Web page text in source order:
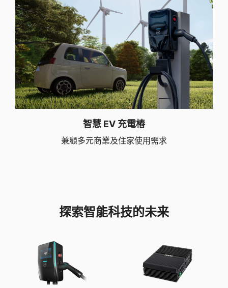
智慧 EV 充電樁
兼顧多元商業及住家使用需求
探索智能科技的未来